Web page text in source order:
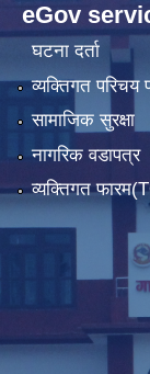
eGov
घटना दर्ता
व्यक्तिगत
सामाजिक सुरक्षा
नागरिक वडापत्र
व्यक्तिगत